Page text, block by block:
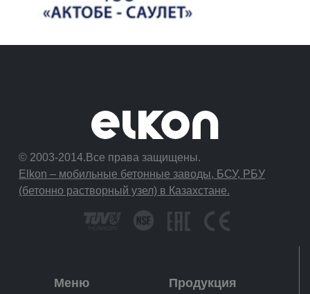
© 2003-2014.Все права защищены.
Elkon – мобильные бетонные заводы, БСУ, РБУ
(бетонно растворный узел) в Казахстане.
Меню Продукция